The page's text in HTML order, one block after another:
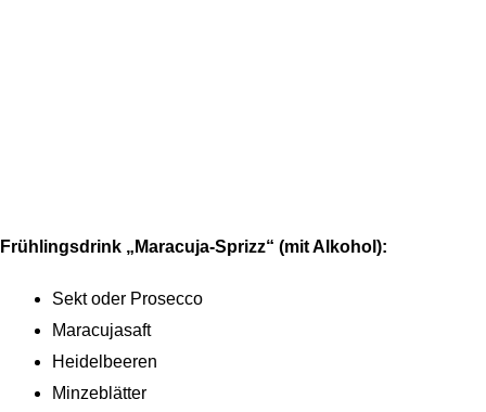
Frühlingsdrink „Maracuja-Sprizz“ (mit Alkohol):
Sekt oder Prosecco
Maracujasaft
Heidelbeeren
Minzeblätter